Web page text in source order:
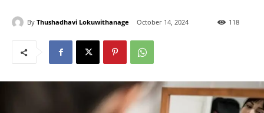
By Thushadhavi Lokuwithanage October 14, 2024 118